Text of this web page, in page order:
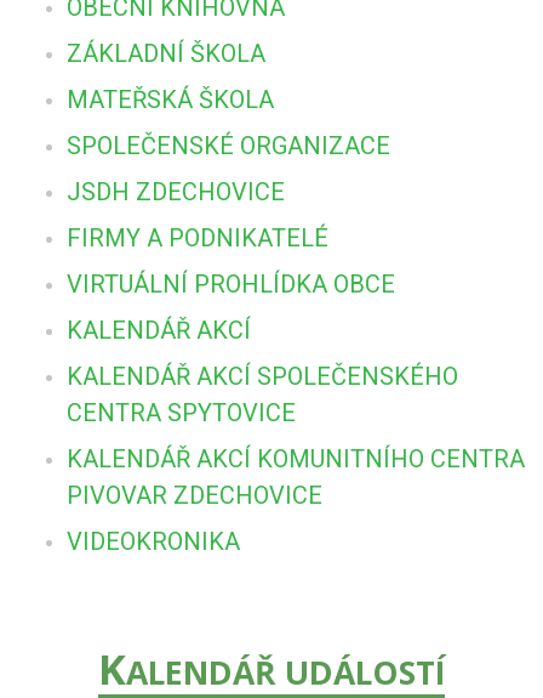
OBECNÍ KNIHOVNA
ZÁKLADNÍ ŠKOLA
MATEŘSKÁ ŠKOLA
SPOLEČENSKÉ ORGANIZACE
JSDH ZDECHOVICE
FIRMY A PODNIKATELÉ
VIRTUÁLNÍ PROHLÍDKA OBCE
KALENDÁŘ AKCÍ
KALENDÁŘ AKCÍ SPOLEČENSKÉHO
CENTRA SPYTOVICE
KALENDÁŘ AKCÍ KOMUNITNÍHO CENTRA
PIVOVAR ZDECHOVICE
VIDEOKRONIKA
KALENDÁŘ UDÁLOSTÍ